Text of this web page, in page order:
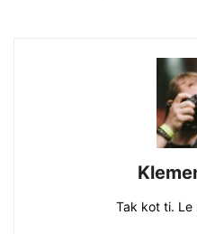
Tak kot ti. Le